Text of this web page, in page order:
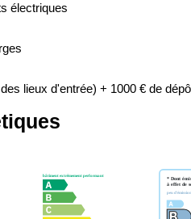
électriques
lieux d'entrée) + 1000 € de